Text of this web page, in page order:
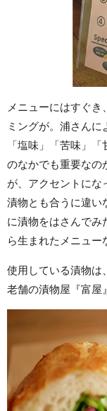
メニューにはすぐ
ミングが。浦さんに
「塩味」「苦味」
のなかでも重要なの
が、アクセントにな
漬物とも合うに違い
に漬物をはさんでみ
ら生まれたメニュー
使用している漬物は
老舗の漬物屋『富屋